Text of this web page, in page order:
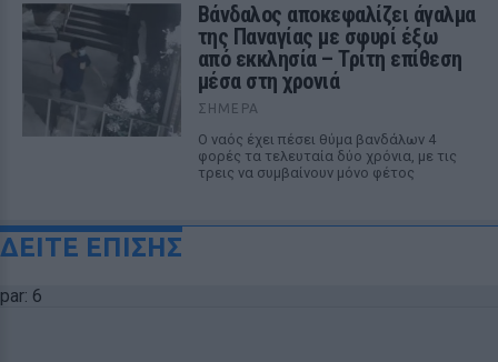
Βάνδαλος αποκεφαλίζει άγαλμα
της Παναγίας με σφυρί έξω
από εκκλησία – Τρίτη επίθεση
μέσα στη χρονιά
ΣΉΜΕΡΑ
Ο ναός έχει πέσει θύμα βανδάλων 4
φορές τα τελευταία δύο χρόνια, με τις
τρεις να συμβαίνουν μόνο φέτος
ΔΕΙΤΕ ΕΠΙΣΗΣ
par: 6